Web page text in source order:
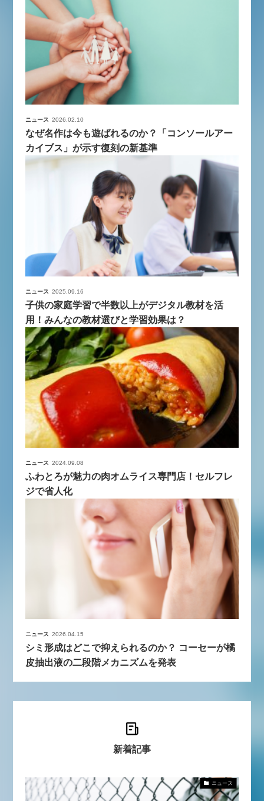
ニュース 2026.02.10
なぜ名作は今も遊ばれるのか？「コンソールアー
カイブス」が示す復刻の新基準
ニュース 2025.09.16
子供の家庭学習で半数以上がデジタル教材を活
用！みんなの教材選びと学習効果は？
ニュース 2024.09.08
ふわとろが魅力の肉オムライス専門店！セルフレ
ジで省人化
ニュース 2026.04.15
シミ形成はどこで抑えられるのか？ コーセーが橘
皮抽出液の二段階メカニズムを発表
新着記事
ニュース